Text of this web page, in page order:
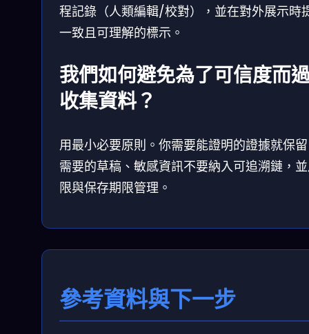
程記錄（人類編輯/校對），並在對外展示時
一致且可理解的標示。
我們如何避免為了可信度而
收集資料？
用最小必要原則。你需要能證明的證據就保
需要的草稿、敏感資訊不要納入可追溯鏈，
限與保存期限管理。
參考資料與下一步